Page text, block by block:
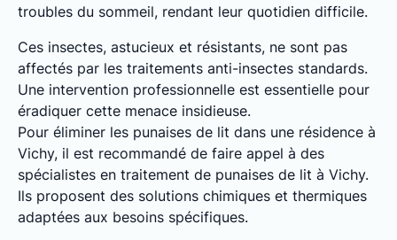
troubles du sommeil, rendant leur quotidien difficile.
Ces insectes, astucieux et résistants, ne sont pas
affectés par les traitements anti-insectes standards.
Une intervention professionnelle est essentielle pour
éradiquer cette menace insidieuse.
Pour éliminer les punaises de lit dans une résidence à
Vichy, il est recommandé de faire appel à des
spécialistes en traitement de punaises de lit à Vichy.
Ils proposent des solutions chimiques et thermiques
adaptées aux besoins spécifiques.